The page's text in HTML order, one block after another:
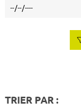
TRIER PAR :